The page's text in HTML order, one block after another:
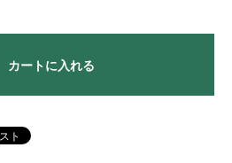
カートに入れる